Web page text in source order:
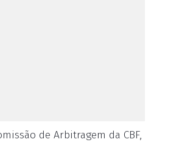
de Arbitragem da CBF,